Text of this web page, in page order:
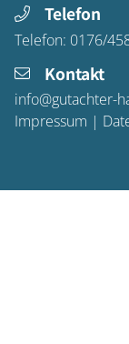
Telefon
Telefon: 0176/
Kontakt
info@gutachter-
Impressum |